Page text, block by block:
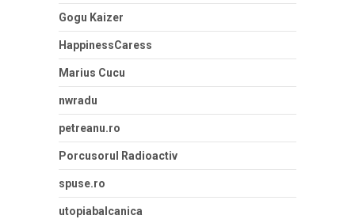
Gogu Kaizer
HappinessCaress
Marius Cucu
nwradu
petreanu.ro
Porcusorul Radioactiv
spuse.ro
utopiabalcanica